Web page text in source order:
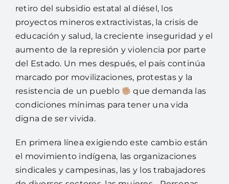
retiro del subsidio estatal al diésel, los
proyectos mineros extractivistas, la crisis de
educación y salud, la creciente inseguridad y el
aumento de la represión y violencia por parte
del Estado. Un mes después, el país continúa
marcado por movilizaciones, protestas y la
resistencia de un pueblo
que demanda las
condiciones mínimas para tener una vida
digna de ser vivida.
En primera línea exigiendo este cambio están
el movimiento indígena, las organizaciones
sindicales y campesinas, las y los trabajadores